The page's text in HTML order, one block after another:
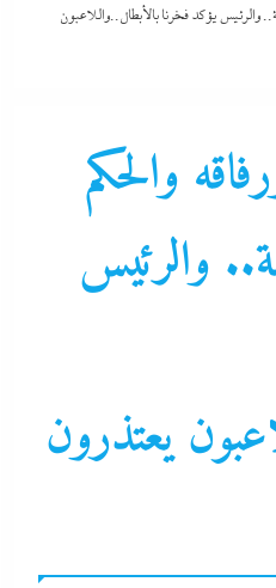
والرئيس يؤكد فخرنا بالأبطال..واللاعبون
والحكم
والرئيس
يعتذرون